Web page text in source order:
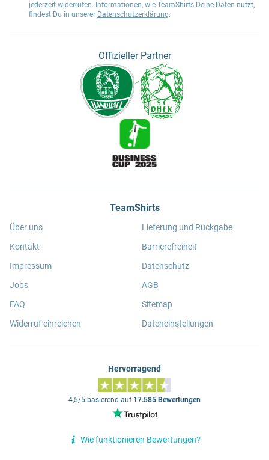
jederzeit widerrufen. Informationen, wie TeamShirts Deine Daten nutzt,
findest Du in unserer Datenschutzerklärung.
Offizieller Partner
TeamShirts
Über uns
Kontakt
Impressum
Jobs
FAQ
Widerruf einreichen
Lieferung und Rückgabe
Barrierefreiheit
Datenschutz
AGB
Sitemap
Dateneinstellungen
Hervorragend
4,5/5 basierend auf 17.585 Bewertungen
Wie funktionieren Bewertungen?